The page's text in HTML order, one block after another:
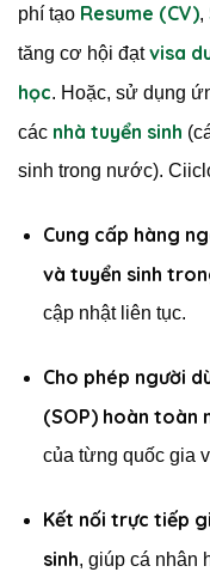
phí tạo Resume (CV),
tăng cơ hội đạtvisa
học. Hoặc, sử dụng
các nhà tuyển sinh
sinh trong nước).
Cung cấp hàng
và tuyển sinh
cập nhật liên tục.
Cho phép người
(SOP) hoàn toàn
của từng quốc gia
Kết nối trực tiếp
sinh, giúp cá nhân